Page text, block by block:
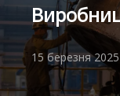
15 березня 2025